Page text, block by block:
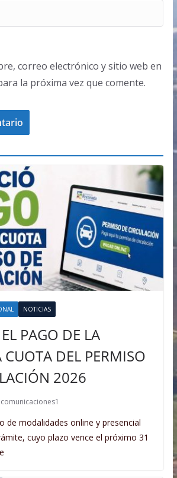
correo electrónico y sitio web en
la próxima vez que comente.
NOTICIAS
PAGO DE LA
CUOTA DEL PERMISO
2026
comunicaciones1
de modalidades online y presencial
cuyo plazo vence el próximo 31